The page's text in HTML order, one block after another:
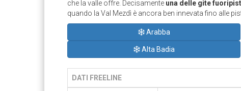
che la valle offre. Decisamente una delle gite
quando la Val Mezdì è ancora ben innevata fino alle
Arabba
Alta Badia
DATI FREELINE